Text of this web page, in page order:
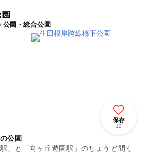
公園・総合公園
保存
12
公園
」と「向ヶ丘遊園駅」のちょうど間く